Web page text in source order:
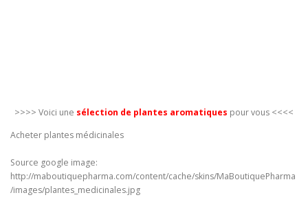
>>>> Voici une sélection de plantes aromatiques pour vous <<<<
Acheter plantes médicinales
Source google image:
http://maboutiquepharma.com/content/cache/skins/MaBoutiquePharma
/images/plantes_medicinales.jpg